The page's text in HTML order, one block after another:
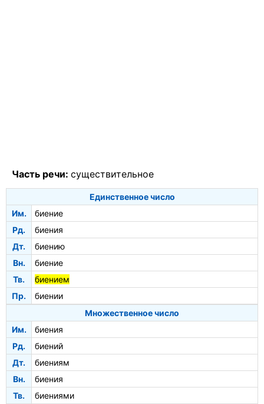
Часть речи: существительное
Единственное число
Им.
биение
Рд.
биения
Дт.
биению
Вн.
биение
Тв.
биением
Пр.
биении
Множественное число
Им.
биения
Рд.
биений
Дт.
биениям
Вн.
биения
Тв.
биениями